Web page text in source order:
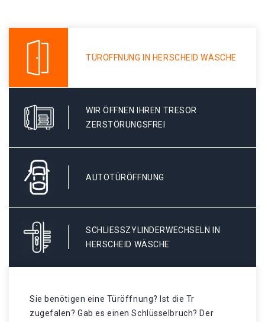
TÜRÖFFNUNG IN HERSCHEID WÄSCHE
WIR ÖFFNEN IHREN TRESOR
ZERSTÖRUNGSFREI
AUTOTÜRÖFFNUNG
SCHLIESSZYLINDERWECHSELN IN H
ERSCHEID WÄSCHE
Sie benötigen eine Türöffnung? Ist die Tr
zugefalen? Gab es einen Schlüsselbruch? Der